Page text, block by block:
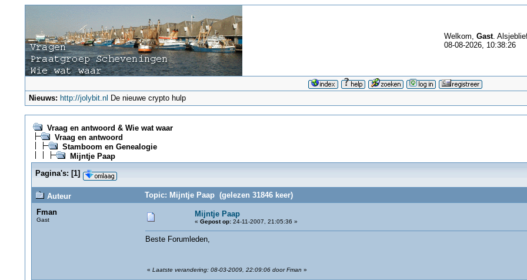
Welkom, Gast.
08-08-2026, 10:38:26
Nieuws: http://jolybit.nl De nieuwe crypto hulp
Vraag en antwoord & Wie wat waar
Vraag en antwoord
Stamboom en Genealogie
Mijntje Paap
Pagina's: [1]
Auteur
Topic: Mijntje Paap (gelezen 31846 keer)
Fman
Gast
Mijntje Paap
« Gepost op:24-11-2007, 21:05:36 »
Beste Forumleden,
« Laatste verandering: 08-03-2009, 22:09:06 door Fman »